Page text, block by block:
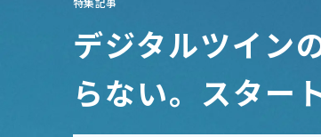
デジタルツイン
らない。スター